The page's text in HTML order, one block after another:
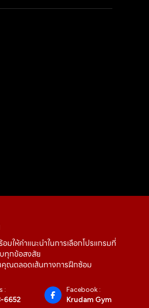
มให้คำแนะนำในการเลือกโปรแกรมที่
ทุกข้อสงสัย
ณตลอดเส้นทางการฝึกซ้อม
:
6652
Facebook :
Krudam Gym